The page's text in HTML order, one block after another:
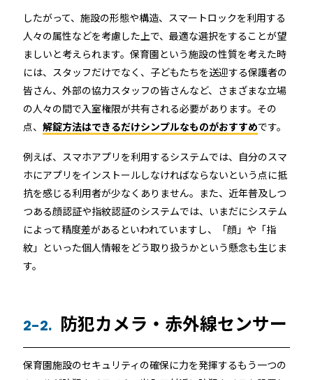
したがって、施設の形態や構造、スマートロックを利用する
人々の属性などを考慮した上で、最適な選択をすることが望
ましいと考えられます。保育園という施設の性質を考えた時
には、スタッフだけでなく、子どもたちを送迎する保護者の
皆さん、外部の協力スタッフの皆さんなど、さまざまな立場
の人々の間で入室権限が共有される必要があります。その
点、 解錠方法はできるだけシンプルなものがおすすめです。
例えば、スマホアプリを利用するシステムでは、自分のスマ
ホにアプリをインストールしなければならないという点に抵
抗を感じる利用者が少なくありません。また、近年普及しつ
つある顔認証や指紋認証のシステムでは、いまだにシステム
によって精度差があるといわれていますし、「顔」や「指
紋」といった個人情報をどう取り扱うかという懸念も生じま
す。
2-2. 防犯カメラ・赤外線センサー
保育園施設のセキュリティの確保に力を発揮するもう一つの